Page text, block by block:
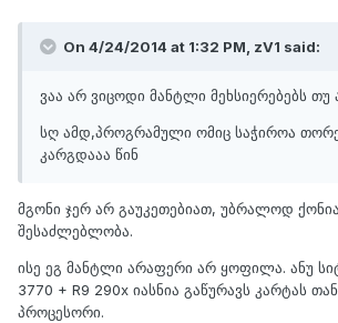
On 4/24/2014 at 1:32 PM, zV1 said:
ვაა არ ვიცოდი მანტლი მეხსიერებებს თუ
სღ ამდ,პროგრამული ომიც საჭიროა
კარგდააა წინ
მგონი ჯერ არ გაუკეთებიათ, უბრალოდ
შესაძლებლობა.
ისე ეგ მანტლი არაფერი არ ყოფილა. ანუ
3770 + R9 290x იასნია გაწურავს კარტას
პროცესორი.